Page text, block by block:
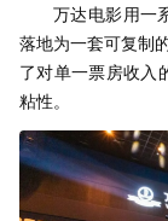
万达电影用一
落地为一套可复制
了对单一票房收入
粘性。